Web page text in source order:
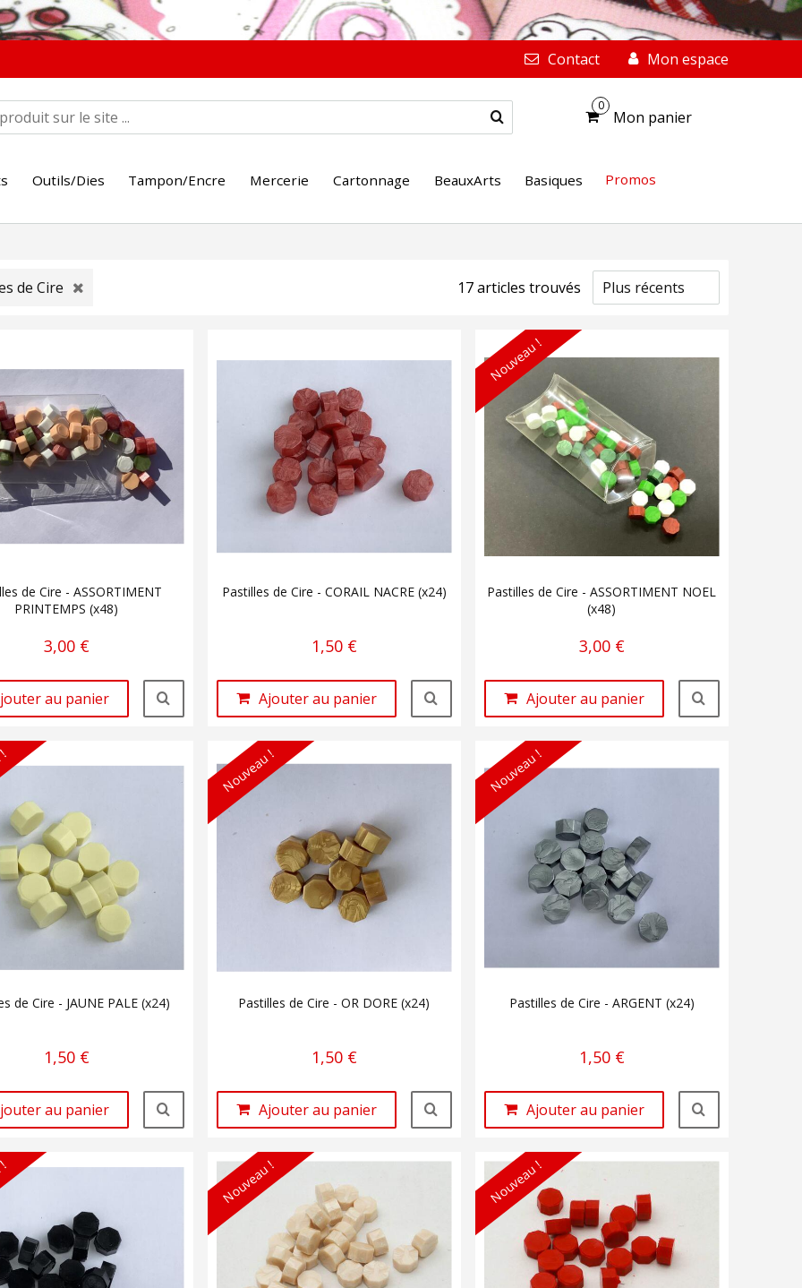
Contact Mon espace
0
Mon panier
Outils/Dies Tampon/Encre Mercerie Cartonnage BeauxArts Basiques Promos
de Cire 17articles trouvés
de Cire - ASSORTIMENT
PRINTEMPS (x48)
3,00 €
au panier
Pastilles de Cire - CORAIL NACRE (x24)
1,50 €
Ajouter au panier
Nouveau !
Pastilles de Cire - ASSORTIMENT NOEL
(x48)
3,00 €
Ajouter au panier
!
de Cire - JAUNE PALE (x24)
1,50 €
au panier
Nouveau !
Pastilles de Cire - OR DORE (x24)
1,50 €
Ajouter au panier
Nouveau !
Pastilles de Cire - ARGENT (x24)
1,50 €
Ajouter au panier
! Nouveau ! Nouveau !